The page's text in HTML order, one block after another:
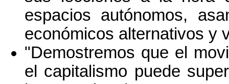
espacios autónomos,
económicos alternativos y
"Demostremos que el
el capitalismo puede